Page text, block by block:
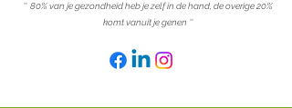
'' 80% van je gezondheid heb je zelf in de hand, de overige 20%
komt vanuit je genen ''